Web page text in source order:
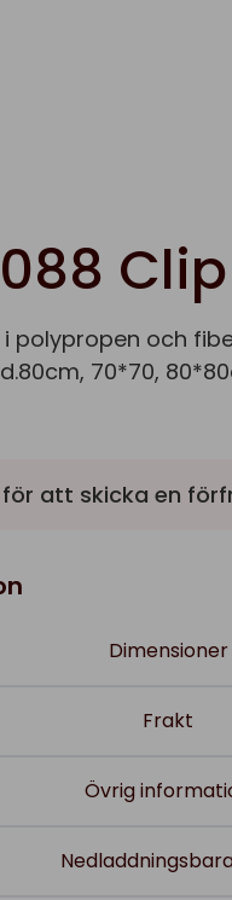
Clip
polypropen och
70*70,
för att skicka en
Dimensioner
Frakt
Övrig